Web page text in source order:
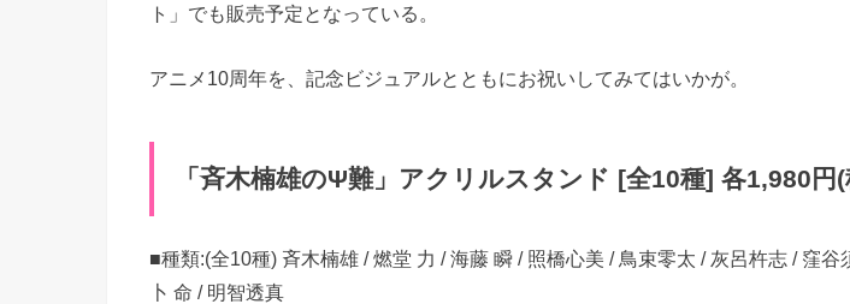
ト」でも販売予定となっている。
アニメ10周年を、記念ビジュアルとともにお祝いしてみてはいかが。
「斉木楠雄のΨ難」アクリルスタンド [全10種] 各1,980円(
■種類:(全10種) 斉木楠雄 / 燃堂 力 / 海藤 瞬 / 照橋心美 / 鳥束零太 / 灰呂杵志 / 窪谷
卜 命 / 明智透真